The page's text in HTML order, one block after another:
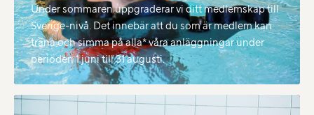
Under sommaren uppgraderar vi ditt medlemskap till
Sverige-nivå. Det innebär att du som är medlem kan
träna och simma på alla* våra anläggningar under
perioden 1 juni till 31 augusti.